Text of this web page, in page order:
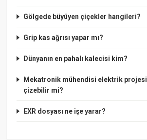
Gölgede büyüyen çiçekler hangileri?
Grip kas ağrısı yapar mı?
Dünyanın en pahalı kalecisi kim?
Mekatronik mühendisi elektrik projesi
çizebilir mi?
EXR dosyası ne işe yarar?